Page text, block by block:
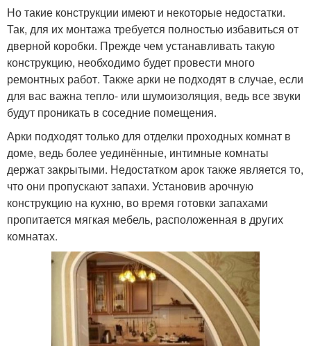
Но такие конструкции имеют и некоторые недостатки.
Так, для их монтажа требуется полностью избавиться от
дверной коробки. Прежде чем устанавливать такую
конструкцию, необходимо будет провести много
ремонтных работ. Также арки не подходят в случае, если
для вас важна тепло- или шумоизоляция, ведь все звуки
будут проникать в соседние помещения.
Арки подходят только для отделки проходных комнат в
доме, ведь более уединённые, интимные комнаты
держат закрытыми. Недостатком арок также является то,
что они пропускают запахи. Установив арочную
конструкцию на кухню, во время готовки запахами
пропитается мягкая мебель, расположенная в других
комнатах.